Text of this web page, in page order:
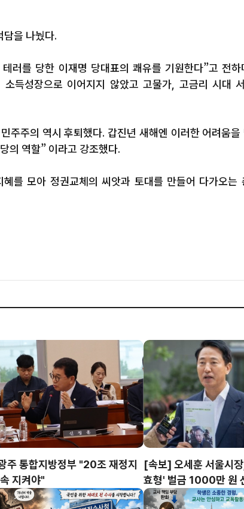
담을 나눴다.
러를 당한 이재명 당대표의 쾌유를 기원한다”고 전
득성장으로 이어지지 않았고 고물가, 고금리 시대
주주의 역시 후퇴했다. 갑진년 새해엔 이러한 어려움
의 역할” 이라고 강조했다.
를 모아 정권교체의 씨앗과 토대를 만들어 다가오는
주 통합지방정부 "20조 재정지
지켜야"
[속보] 오세훈 서울시
효형' 벌금 1000만 원
서 치열한 법정 공방 예
나금융그룹 함영주 회장, 2027논
세계딸기산업엑스포 민간위원장
민관 협력 본격화… "세계 딸기
업 교류·비즈니스 플랫폼 구축 기
한국방송 | 충남 논산=뉴스팀 하나금융그룹 함
회장이 '2027논산세계딸기산업엑스포' 조직위
민간위원장에 위촉되며 성공적인 엑스포 개최
한 민관 협력 체계가 본격 가동된다. (재)논산세
기산업엑스포조직위원회(공동위원장 박수현 충
회장을...
김문수 의원,
표발의…현
위 명확화